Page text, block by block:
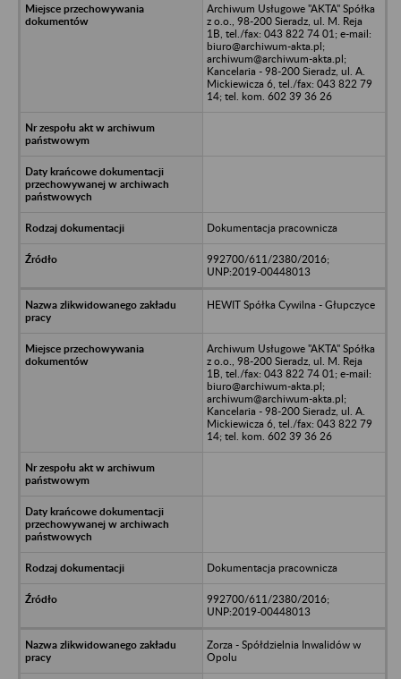
Archiwum Usługowe "AKTA" Spółka
z o.o., 98-200 Sieradz, ul. M. Reja
1B, tel./fax: 043 822 74 01; e-mail:
biuro@archiwum-akta.pl;
archiwum@archiwum-akta.pl;
Kancelaria - 98-200 Sieradz, ul. A.
Mickiewicza 6, tel./fax: 043 822 79
14; tel. kom. 602 39 36 26
Dokumentacja pracownicza
992700/611/2380/2016;
UNP:2019-00448013
HEWIT Spółka Cywilna - Głupczyce
Archiwum Usługowe "AKTA" Spółka
z o.o., 98-200 Sieradz, ul. M. Reja
1B, tel./fax: 043 822 74 01; e-mail:
biuro@archiwum-akta.pl;
archiwum@archiwum-akta.pl;
Kancelaria - 98-200 Sieradz, ul. A.
Mickiewicza 6, tel./fax: 043 822 79
14; tel. kom. 602 39 36 26
Dokumentacja pracownicza
992700/611/2380/2016;
UNP:2019-00448013
Zorza - Spółdzielnia Inwalidów w
Opolu